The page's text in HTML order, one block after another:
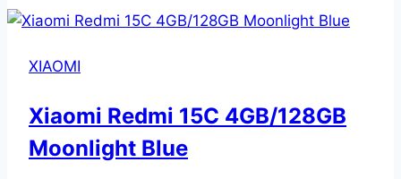
6GB/128GB
XIAOMI
Xiaomi Redmi 15C 4GB/128GB
Moonlight Blue